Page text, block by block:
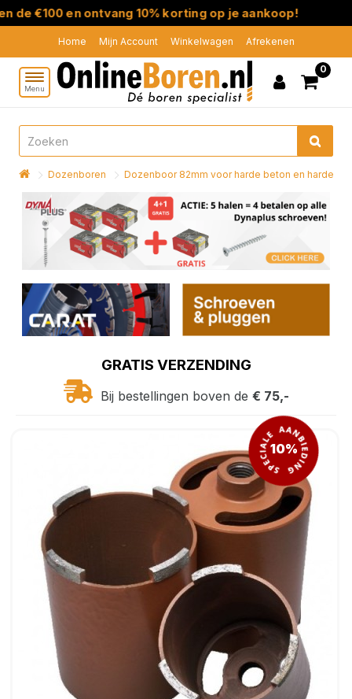
€100 en ontvang 10% korting op je aankoop!
Home Mijn Account Winkelwagen Afrekenen
Menu
0
Dozenboren Dozenboor 82mm voor harde beton en harde
GRATIS VERZENDING
Bij bestellingen boven de € 75,-
10%